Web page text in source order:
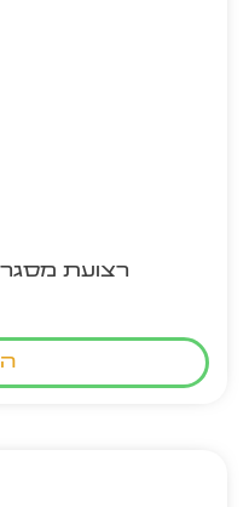
רצועת מסגרת